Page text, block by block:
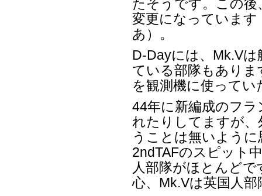
たそうです。この後
変更になっていま
あ）。
D-Dayには、Mk.V
ている部隊もありま
を観測機に使ってい
44年に新編成のフ
れたりしてますが、
うことは無いよう
2ndTAFのスピット
人部隊がほとんどで
心、Mk.Vは英国人